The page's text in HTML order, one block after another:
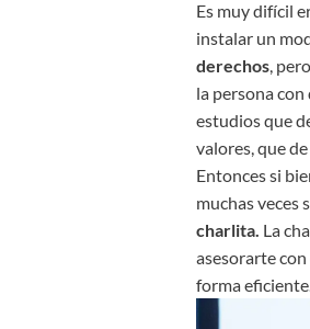
Es muy difícil
instalar un
derechos,
la persona
estudios que
valores, que
Entonces si
muchas veces
charlita. La
asesorarte
forma